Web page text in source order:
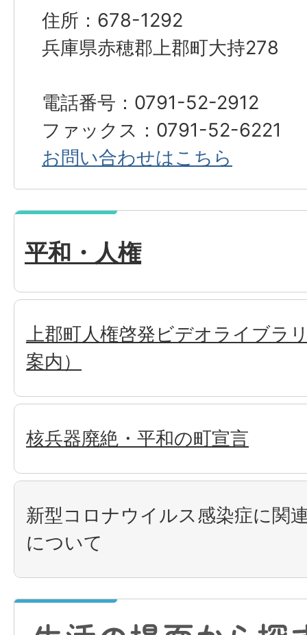
住所：678-1292
兵庫県赤穂郡上郡町大持278
電話番号：0791-52-2912
ファックス：0791-52-6221
お問い合わせはこちら
平和・人権
上郡町人権啓発ビデオライブラ
案内）
核兵器廃絶・平和の町宣言
新型コロナウイルス感染症に関
について